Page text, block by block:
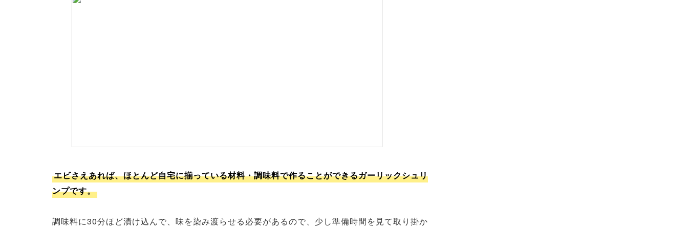
エビさえあれば、ほとんど自宅に揃っている材料・調味料で作ることができるガーリックシュリ
ンプです。
調味料に30分ほど漬け込んで、味を染み渡らせる必要があるので、少し準備時間を見て取り掛か